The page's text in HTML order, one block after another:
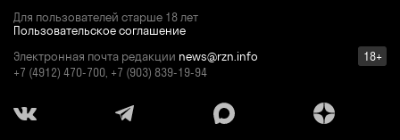
Для пользователей старше 18 лет
Пользовательское соглашение
Электронная почта редакции news@rzn.info
18+
+7 (4912) 470-700, +7 (903) 839-19-94